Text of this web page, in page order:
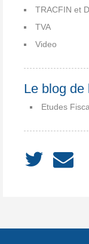
TRACFIN et
TVA
Video
Le blog de
Etudes